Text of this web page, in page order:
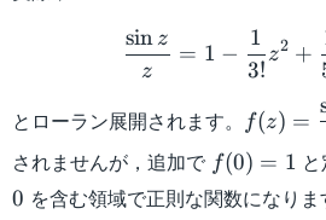
z
sin z
= 1 −
3!
1
z2 +
とローラン展開されます。
z}{z}
f(z) =
されませんが，追加で f(0)=1
f(0) = 1
0 を含む領域で正則な関数になりま